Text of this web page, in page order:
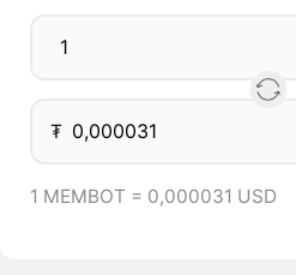
₮
1 MEMBOT = 0,000031 USD